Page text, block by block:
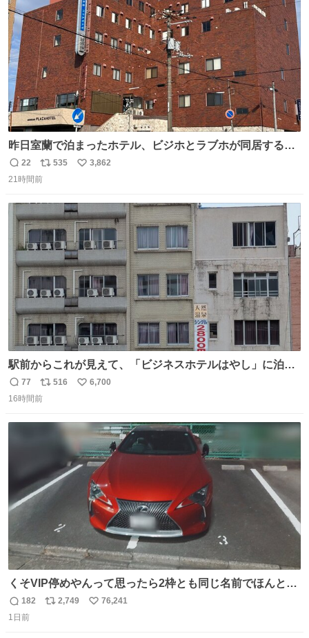
数
昨日室蘭で泊まったホテル、ビジホとラブホが同居する謎
形態だった。2階と3階の部屋数が異様に少ない。
返
信
22
リ
ポ
ト
数
535
い
数
3,862
21時間前
駅前からこれが見えて、「ビジネスホテルはやし」に泊ま
らなかったことを激しく後悔している
返
信
77
リ
ポ
516
い
6,700
16時間前
くそVIP停めやんって思ったら2枠とも同じ名前でほんとの
VIP停めだった 好きですこの心意気
返
信
182
リ
2,749
い
76,241
1日前